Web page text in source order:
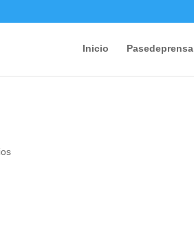
Inicio Pasedeprensa